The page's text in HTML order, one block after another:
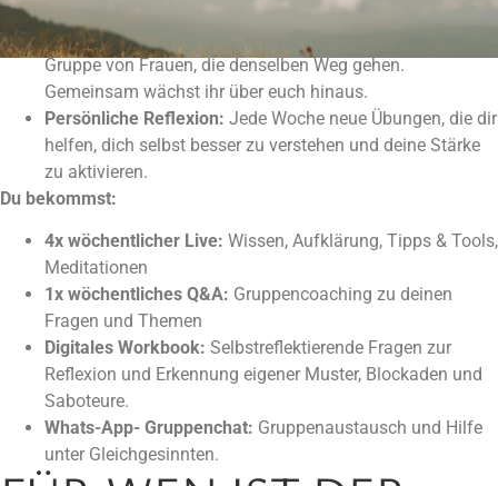
Exklusive Community:
Gruppe von Frauen, die denselben Weg gehen.
Gemeinsam wächst ihr über euch hinaus.
Persönliche Reflexion: Jede Woche neue Übungen, die dir
helfen, dich selbst besser zu verstehen und deine Stärke
zu aktivieren.
Du bekommst:
4x wöchentlicher Live: Wissen, Aufklärung, Tipps & Tools,
Meditationen
1x wöchentliches Q&A: Gruppencoaching zu deinen
Fragen und Themen
Digitales Workbook: Selbstreflektierende Fragen zur
Reflexion und Erkennung eigener Muster, Blockaden und
Saboteure.
Whats-App- Gruppenchat: Gruppenaustausch und Hilfe
unter Gleichgesinnten.